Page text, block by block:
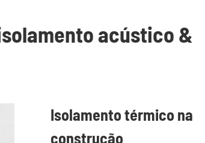
acústico &
Isolamento térmico na
construção